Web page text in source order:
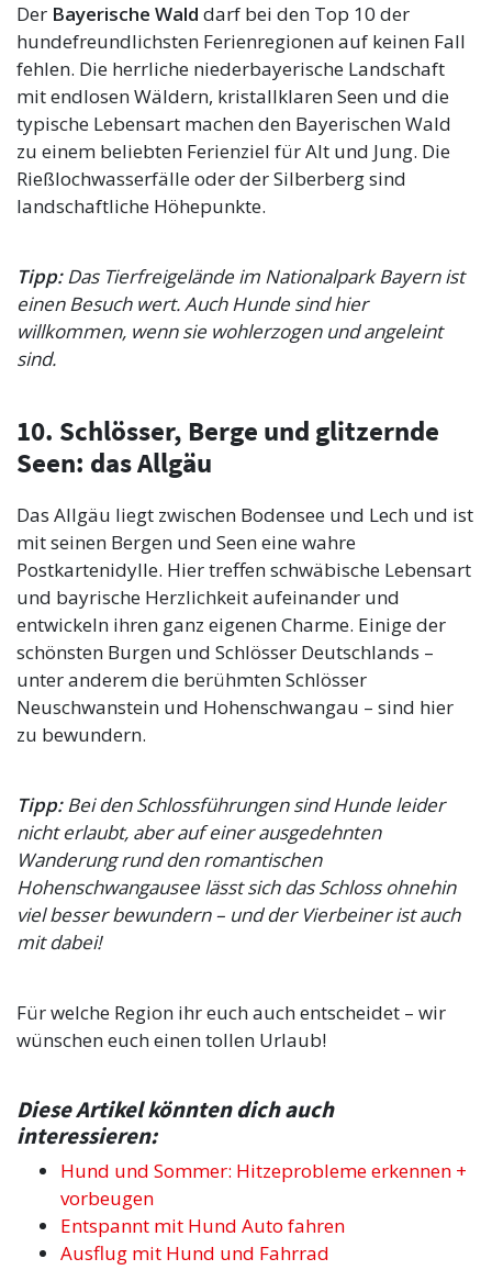
Der Bayerische Wald darf bei den Top 10 der
hundefreundlichsten Ferienregionen auf keinen Fall
fehlen. Die herrliche niederbayerische Landschaft
mit endlosen Wäldern, kristallklaren Seen und die
typische Lebensart machen den Bayerischen Wald
zu einem beliebten Ferienziel für Alt und Jung. Die
Rießlochwasserfälle oder der Silberberg sind
landschaftliche Höhepunkte.
Tipp:Das Tierfreigelände im Nationalpark Bayern ist
einen Besuch wert. Auch Hunde sind hier
willkommen, wenn sie wohlerzogen und angeleint
sind.
10. Schlösser, Berge und glitzernde
Seen: das Allgäu
Das Allgäu liegt zwischen Bodensee und Lech und ist
mit seinen Bergen und Seen eine wahre
Postkartenidylle. Hier treffen schwäbische Lebensart
und bayrische Herzlichkeit aufeinander und
entwickeln ihren ganz eigenen Charme. Einige der
schönsten Burgen und Schlösser Deutschlands –
unter anderem die berühmten Schlösser
Neuschwanstein und Hohenschwangau – sind hier
zu bewundern.
Tipp:Bei den Schlossführungen sind Hunde leider
nicht erlaubt, aber auf einer ausgedehnten
Wanderung rund den romantischen
Hohenschwangausee lässt sich das Schloss ohnehin
viel besser bewundern – und der Vierbeiner ist auch
mit dabei!
Für welche Region ihr euch auch entscheidet – wir
wünschen euch einen tollen Urlaub!
Diese Artikel könnten dich auch
interessieren:
Hund und Sommer: Hitzeprobleme erkennen +
vorbeugen
Entspannt mit Hund Auto fahren
Ausflug mit Hund und Fahrrad